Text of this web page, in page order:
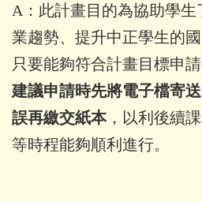
A：此計畫目的為協助學
業趨勢、提升中正學生的
只要能夠符合計畫目標申
建議申請時先將電子檔寄
誤再繳交紙本，以利後續
等時程能夠順利進行。